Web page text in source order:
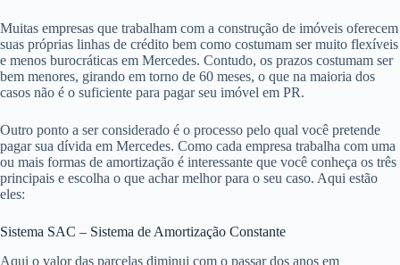
Muitas empresas que trabalham com a construção de imóveis oferecem
suas próprias linhas de crédito bem como costumam ser muito flexíveis
e menos burocráticas em Mercedes. Contudo, os prazos costumam ser
bem menores, girando em torno de 60 meses, o que na maioria dos
casos não é o suficiente para pagar seu imóvel em PR.
Outro ponto a ser considerado é o processo pelo qual você pretende
pagar sua dívida em Mercedes. Como cada empresa trabalha com uma
ou mais formas de amortização é interessante que você conheça os três
principais e escolha o que achar melhor para o seu caso. Aqui estão
eles:
Sistema SAC – Sistema de Amortização Constante
Aqui o valor das parcelas diminui com o passar dos anos em